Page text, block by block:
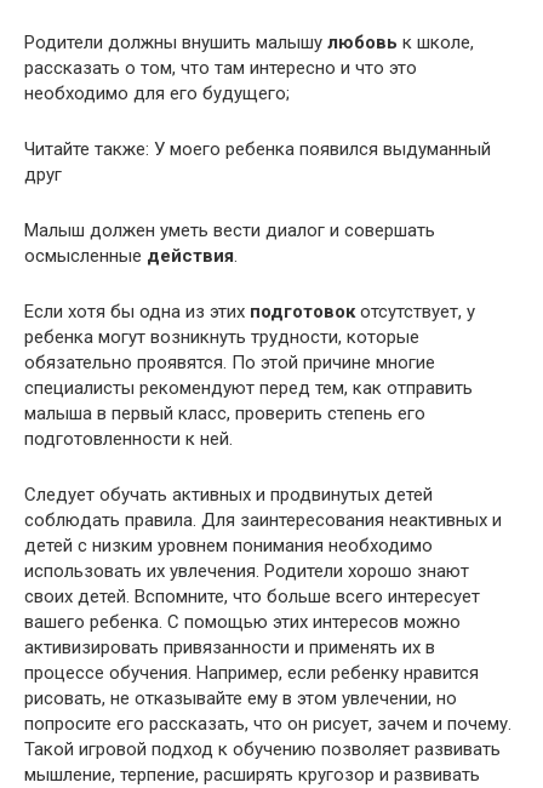
Родители должны внушить малышу любовь к школе,
рассказать о том, что там интересно и что это
необходимо для его будущего;
Читайте также: У моего ребенка появился выдуманный
друг
Малыш должен уметь вести диалог и совершать
осмысленные действия.
Если хотя бы одна из этих подготовокотсутствует, у
ребенка могут возникнуть трудности, которые
обязательно проявятся. По этой причине многие
специалисты рекомендуют перед тем, как отправить
малыша в первый класс, проверить степень его
подготовленности к ней.
Следует обучать активных и продвинутых детей
соблюдать правила. Для заинтересования неактивных и
детей с низким уровнем понимания необходимо
использовать их увлечения. Родители хорошо знают
своих детей. Вспомните, что больше всего интересует
вашего ребенка. С помощью этих интересов можно
активизировать привязанности и применять их в
процессе обучения. Например, если ребенку нравится
рисовать, не отказывайте ему в этом увлечении, но
попросите его рассказать, что он рисует, зачем и почему.
Такой игровой подход к обучению позволяет развивать
мышление, терпение, расширять кругозор и развивать